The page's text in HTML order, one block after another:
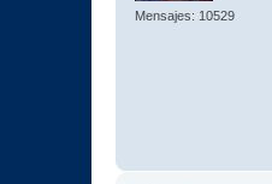
Mensajes: 10529